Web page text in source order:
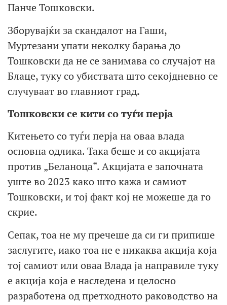
Панче Тошковски.
Зборувајќи за скандалот на Гаши,
Муртезани упати неколку барања до
Тошковски да не се занимава со случајот на
Блаце, туку со убиствата што секојдневно се
случуваат во главниот град.
Тошковски се кити со туѓи перја
Китењето со туѓи перја на оваа влада
основна одлика. Така беше и со акцијата
против „Беланоца“. Акцијата е започната
уште во 2023 како што кажа и самиот
Тошковски, и тој факт кој не можеше да го
скрие.
Сепак, тоа не му пречеше да си ги припише
заслугите, иако тоа не е никаква акција која
тој самиот или оваа Влада ја направиле туку
е акција која е наследена и целосно
разработена од претходното раководство на